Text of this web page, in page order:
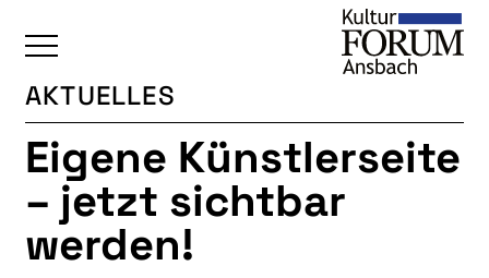
ÜBERSICHT
KALENDER
UNSERE BEREICHE
BAUKULTUR
AKTUELLES
Eigene Künstlerseite
– jetzt sichtbar
werden!